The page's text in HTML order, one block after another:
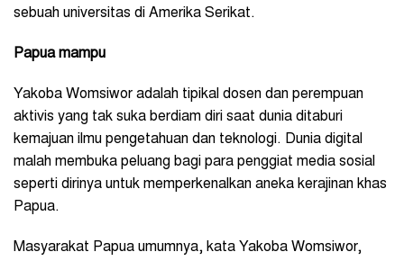
sebuah universitas di Amerika Serikat.
Papua mampu
Yakoba Womsiwor adalah tipikal dosen dan perempuan
aktivis yang tak suka berdiam diri saat dunia ditaburi
kemajuan ilmu pengetahuan dan teknologi. Dunia digital
malah membuka peluang bagi para penggiat media sosial
seperti dirinya untuk memperkenalkan aneka kerajinan khas
Papua.
Masyarakat Papua umumnya, kata Yakoba Womsiwor,